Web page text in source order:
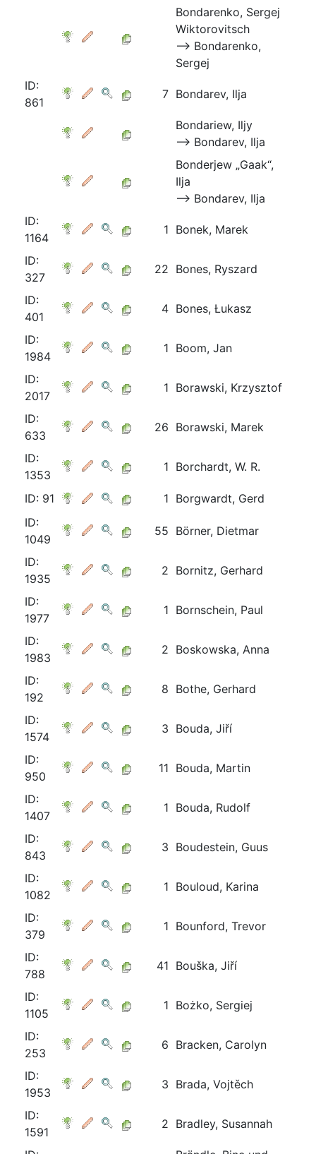
Bondarenko, Sergej
Wiktorovitsch
⟶ Bondarenko,
Sergej
ID:
861
7 Bondarev, Ilja
Bondariew, Iljy
⟶ Bondarev, Ilja
Bonderjew „Gaak“,
Ilja
⟶ Bondarev, Ilja
ID:
1164
1 Bonek, Marek
ID:
327
22 Bones, Ryszard
ID:
401
4 Bones, Łukasz
ID:
1984
1 Boom, Jan
ID:
2017
1 Borawski, Krzysztof
ID:
633
26 Borawski, Marek
ID:
1353
1 Borchardt, W. R.
ID: 91 1 Borgwardt, Gerd
ID:
1049
55 Börner, Dietmar
ID:
1935
2 Bornitz, Gerhard
ID:
1977
1 Bornschein, Paul
ID:
1983
2 Boskowska, Anna
ID:
192
8 Bothe, Gerhard
ID:
1574
3 Bouda, Jiří
ID:
950
11 Bouda, Martin
ID:
1407
1 Bouda, Rudolf
ID:
843
3 Boudestein, Guus
ID:
1082
1 Bouloud, Karina
ID:
379
1 Bounford, Trevor
ID:
788
41 Bouška, Jiří
ID:
1105
1 Bożko, Sergiej
ID:
253
6 Bracken, Carolyn
ID:
1953
3 Brada, Vojtěch
ID:
1591
2 Bradley, Susannah